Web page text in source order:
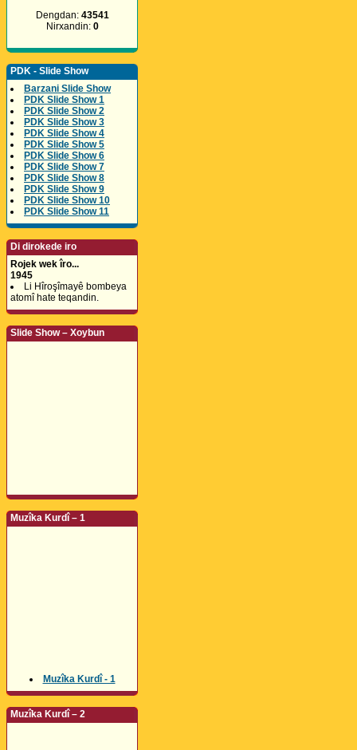
Dengdan: 43541
Nirxandin: 0
PDK - Slide Show
Barzani Slide Show
PDK Slide Show 1
PDK Slide Show 2
PDK Slide Show 3
PDK Slide Show 4
PDK Slide Show 5
PDK Slide Show 6
PDK Slide Show 7
PDK Slide Show 8
PDK Slide Show 9
PDK Slide Show 10
PDK Slide Show 11
Di dirokede iro
Rojek wek îro...
1945
Li Hîroşîmayê bombeya
atomî hate teqandin.
Slide Show – Xoybun
Muzîka Kurdî – 1
Muzîka Kurdî - 1
Muzîka Kurdî – 2